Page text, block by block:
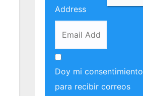
Address
Doy mi consentimiento
para recibir correos